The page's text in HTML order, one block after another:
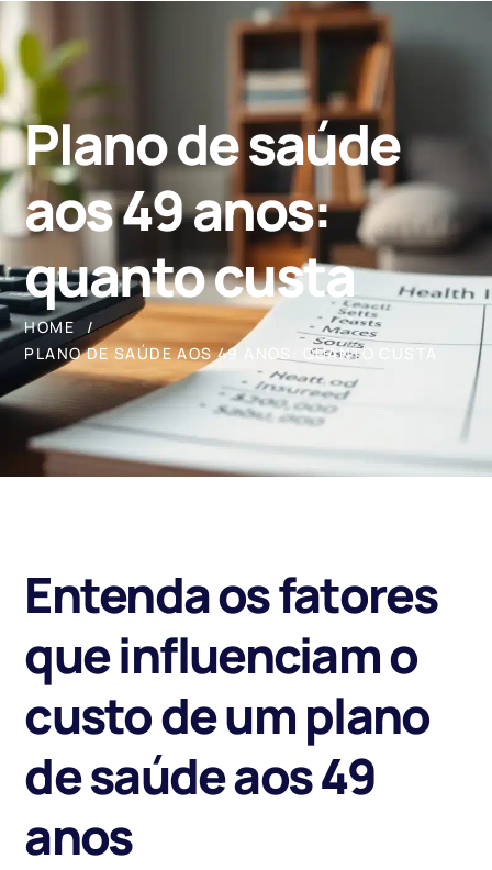
Plano de saúde
aos 49 anos:
quanto custa
HOME
PLANO DE SAÚDE AOS 49 ANOS: QUANTO CUSTA
Entenda os fatores
que influenciam o
custo de um plano
de saúde aos 49
anos